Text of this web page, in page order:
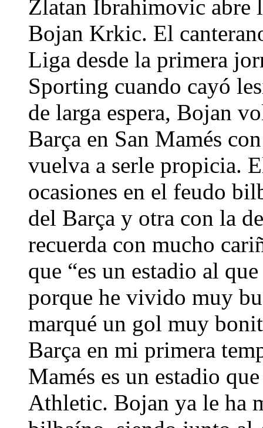
Zlatan Ibrahimovic abre
Bojan Krkic. El
Liga desde la primera
Sporting cuando cayó
de larga espera, Bojan
Barça en San Mamés
vuelva a serle propicia.
ocasiones en el feudo
del Barça y otra con la
recuerda con mucho
que “es un estadio al
porque he vivido muy
marqué un gol muy
Barça en mi primera
Mamés es un estadio
Athletic. Bojan ya le ha